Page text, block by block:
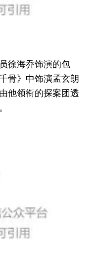
徐海乔饰演的包
骨》中饰演孟玄朗
他领衔的探案团透